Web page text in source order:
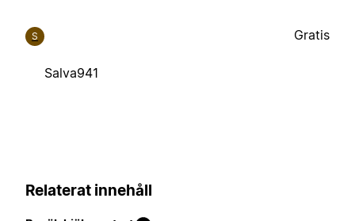
S
Salva941
Gratis
Relaterat innehåll